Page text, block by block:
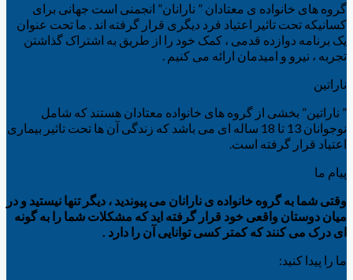
گروه های خانواده ی معتادان ” نارانان” انجمنی است جهانی برای
کسانیکه تحت تاثیر اعتیاد فرد دیگری قرار گرفته اند . ما تحت عنوان
یک برنامه دوازده قدمی ، کمک خود را از طریق به اشتراک گذاشتن
تجربه ، نیرو و امیدمان ارائه می کنیم .
ناراتین
” ناراتین” بخشی از گروه های خانواده معتادان هستند که شامل
نوجوانان 13 تا 18 ساله ای می باشد که زندگی آن ها تحت تاثیر بیماری
اعتیاد قرار گرفته است.
پیام ما
وقتی شما به گروه خانواده ی نارانان می پیوندید ، دیگر تنها نیستید و در
میان دوستان واقعی خود قرار گرفته اید که مشکلات شما را به گونه
ای درک می کنند که کمتر کسی توانایی آن را دارد .
ما را پیدا کنید: